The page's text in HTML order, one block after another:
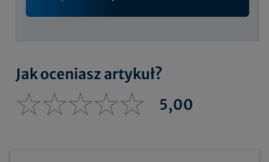
Jak oceniasz artykuł?
5,00